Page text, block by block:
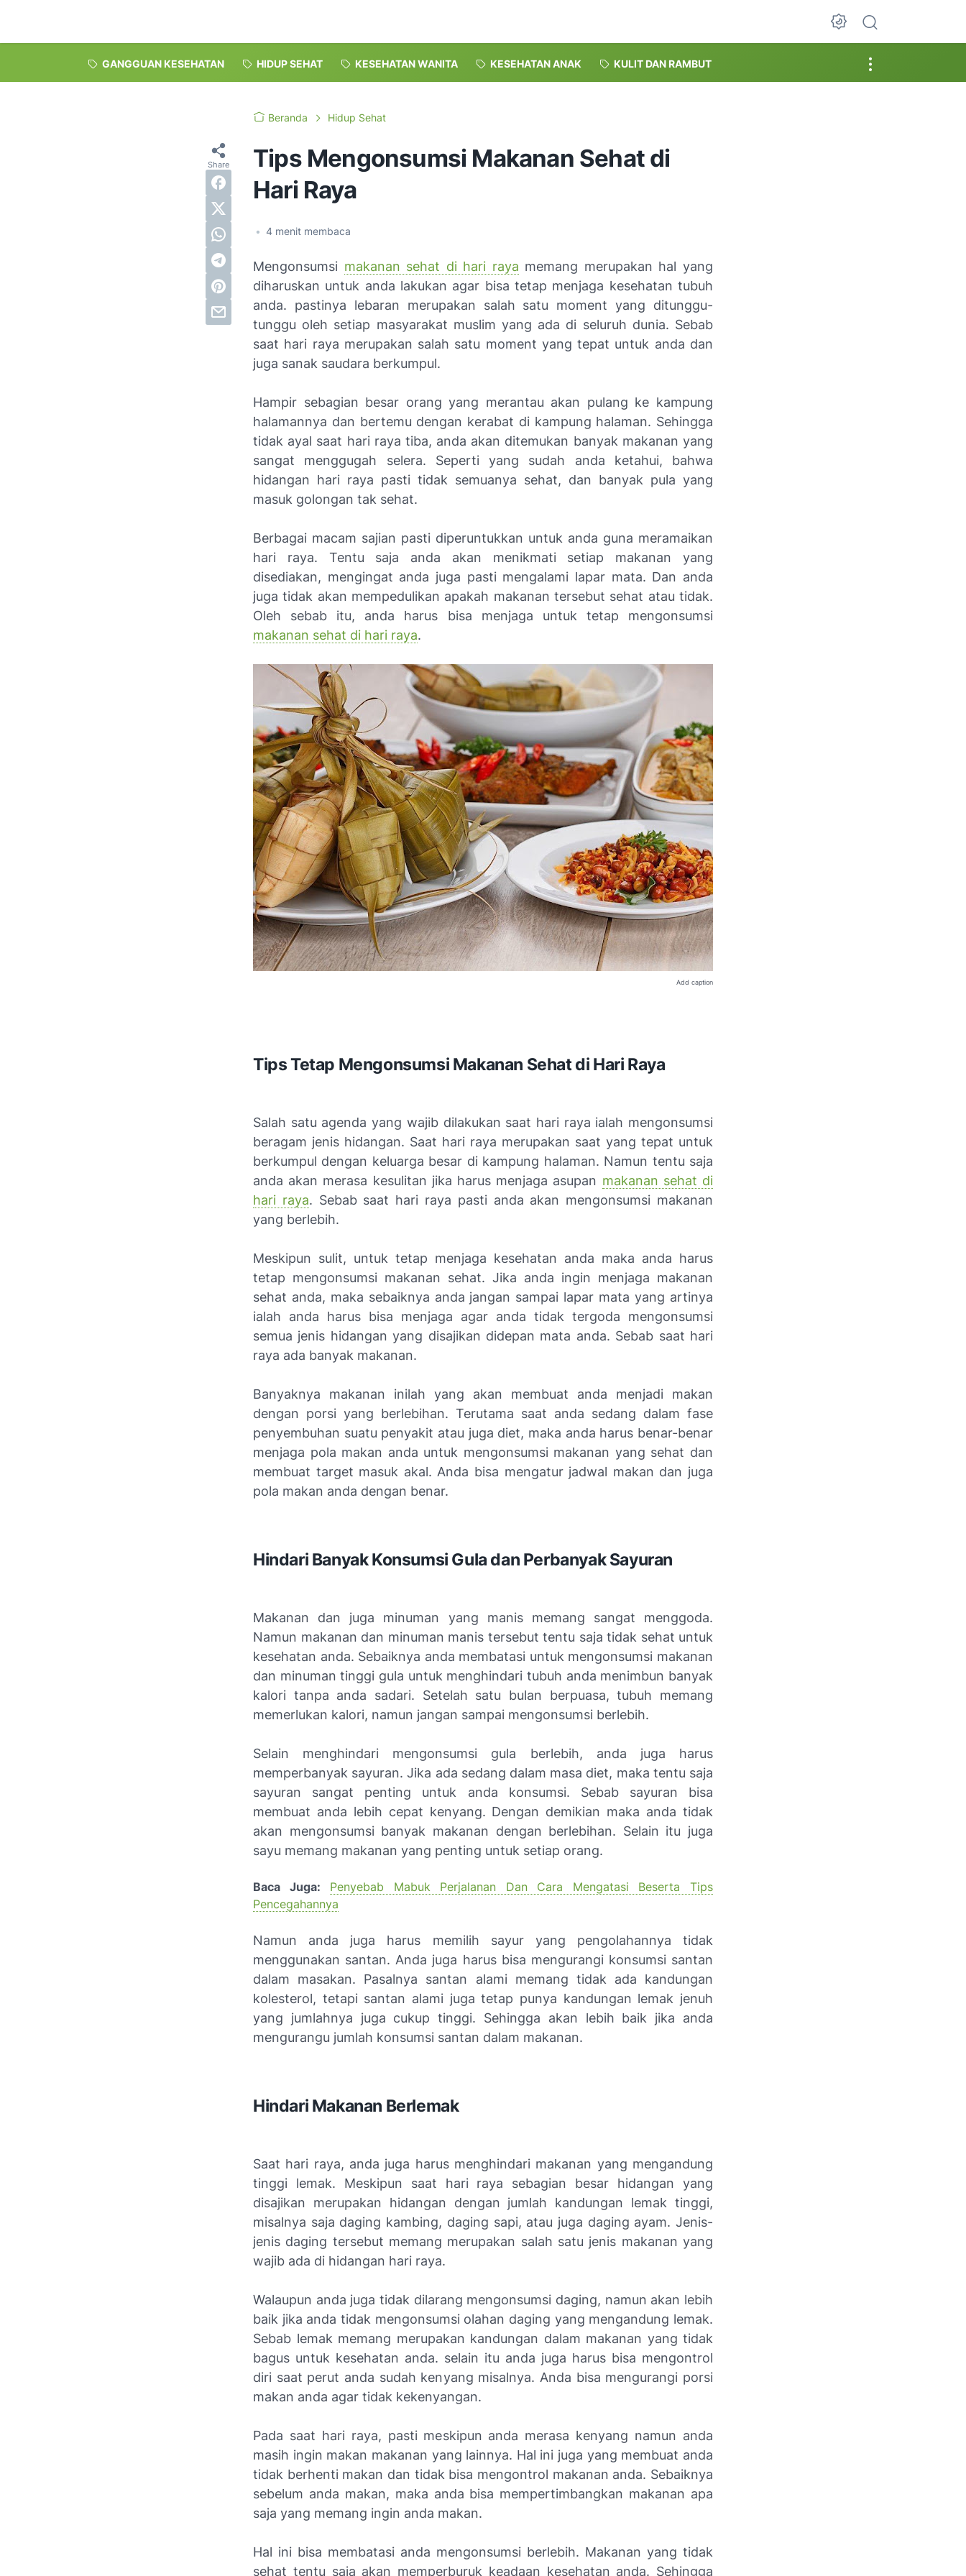
Dark Mode
GANGGUAN KESEHATAN HIDUP SEHAT KESEHATAN WANITA KESEHATAN ANAK KULIT DAN RAMBUT
Beranda Hidup Sehat
Tips Mengonsumsi Makanan Sehat di
Hari Raya
• 4 menit membaca
Mengonsumsi makanan sehat di hari raya memang merupakan hal yang
diharuskan untuk anda lakukan agar bisa tetap menjaga kesehatan tubuh
anda. pastinya lebaran merupakan salah satu moment yang ditunggu-
tunggu oleh setiap masyarakat muslim yang ada di seluruh dunia. Sebab
saat hari raya merupakan salah satu moment yang tepat untuk anda dan
juga sanak saudara berkumpul.
Hampir sebagian besar orang yang merantau akan pulang ke kampung
halamannya dan bertemu dengan kerabat di kampung halaman. Sehingga
tidak ayal saat hari raya tiba, anda akan ditemukan banyak makanan yang
sangat menggugah selera. Seperti yang sudah anda ketahui, bahwa
hidangan hari raya pasti tidak semuanya sehat, dan banyak pula yang
masuk golongan tak sehat.
Berbagai macam sajian pasti diperuntukkan untuk anda guna meramaikan
hari raya. Tentu saja anda akan menikmati setiap makanan yang
disediakan, mengingat anda juga pasti mengalami lapar mata. Dan anda
juga tidak akan mempedulikan apakah makanan tersebut sehat atau tidak.
Oleh sebab itu, anda harus bisa menjaga untuk tetap mengonsumsi
makanan sehat di hari raya.
Add caption
Tips Tetap Mengonsumsi Makanan Sehat di Hari Raya
Salah satu agenda yang wajib dilakukan saat hari raya ialah mengonsumsi
beragam jenis hidangan. Saat hari raya merupakan saat yang tepat untuk
berkumpul dengan keluarga besar di kampung halaman. Namun tentu saja
anda akan merasa kesulitan jika harus menjaga asupan makanan sehat di
hari raya. Sebab saat hari raya pasti anda akan mengonsumsi makanan
yang berlebih.
Meskipun sulit, untuk tetap menjaga kesehatan anda maka anda harus
tetap mengonsumsi makanan sehat. Jika anda ingin menjaga makanan
sehat anda, maka sebaiknya anda jangan sampai lapar mata yang artinya
ialah anda harus bisa menjaga agar anda tidak tergoda mengonsumsi
semua jenis hidangan yang disajikan didepan mata anda. Sebab saat hari
raya ada banyak makanan.
Banyaknya makanan inilah yang akan membuat anda menjadi makan
dengan porsi yang berlebihan. Terutama saat anda sedang dalam fase
penyembuhan suatu penyakit atau juga diet, maka anda harus benar-benar
menjaga pola makan anda untuk mengonsumsi makanan yang sehat dan
membuat target masuk akal. Anda bisa mengatur jadwal makan dan juga
pola makan anda dengan benar.
Hindari Banyak Konsumsi Gula dan Perbanyak Sayuran
Makanan dan juga minuman yang manis memang sangat menggoda.
Namun makanan dan minuman manis tersebut tentu saja tidak sehat untuk
kesehatan anda. Sebaiknya anda membatasi untuk mengonsumsi makanan
dan minuman tinggi gula untuk menghindari tubuh anda menimbun banyak
kalori tanpa anda sadari. Setelah satu bulan berpuasa, tubuh memang
memerlukan kalori, namun jangan sampai mengonsumsi berlebih.
Selain menghindari mengonsumsi gula berlebih, anda juga harus
memperbanyak sayuran. Jika ada sedang dalam masa diet, maka tentu saja
sayuran sangat penting untuk anda konsumsi. Sebab sayuran bisa
membuat anda lebih cepat kenyang. Dengan demikian maka anda tidak
akan mengonsumsi banyak makanan dengan berlebihan. Selain itu juga
sayu memang makanan yang penting untuk setiap orang.
Baca Juga:
Penyebab Mabuk Perjalanan Dan Cara Mengatasi Beserta Tips
Pencegahannya
Namun anda juga harus memilih sayur yang pengolahannya tidak
menggunakan santan. Anda juga harus bisa mengurangi konsumsi santan
dalam masakan. Pasalnya santan alami memang tidak ada kandungan
kolesterol, tetapi santan alami juga tetap punya kandungan lemak jenuh
yang jumlahnya juga cukup tinggi. Sehingga akan lebih baik jika anda
mengurangu jumlah konsumsi santan dalam makanan.
Hindari Makanan Berlemak
Saat hari raya, anda juga harus menghindari makanan yang mengandung
tinggi lemak. Meskipun saat hari raya sebagian besar hidangan yang
disajikan merupakan hidangan dengan jumlah kandungan lemak tinggi,
misalnya saja daging kambing, daging sapi, atau juga daging ayam. Jenis-
jenis daging tersebut memang merupakan salah satu jenis makanan yang
wajib ada di hidangan hari raya.
Walaupun anda juga tidak dilarang mengonsumsi daging, namun akan lebih
baik jika anda tidak mengonsumsi olahan daging yang mengandung lemak.
Sebab lemak memang merupakan kandungan dalam makanan yang tidak
bagus untuk kesehatan anda. selain itu anda juga harus bisa mengontrol
diri saat perut anda sudah kenyang misalnya. Anda bisa mengurangi porsi
makan anda agar tidak kekenyangan.
Pada saat hari raya, pasti meskipun anda merasa kenyang namun anda
masih ingin makan makanan yang lainnya. Hal ini juga yang membuat anda
tidak berhenti makan dan tidak bisa mengontrol makanan anda. Sebaiknya
sebelum anda makan, maka anda bisa mempertimbangkan makanan apa
saja yang memang ingin anda makan.
Hal ini bisa membatasi anda mengonsumsi berlebih. Makanan yang tidak
sehat tentu saja akan memperburuk keadaan kesehatan anda. Sehingga